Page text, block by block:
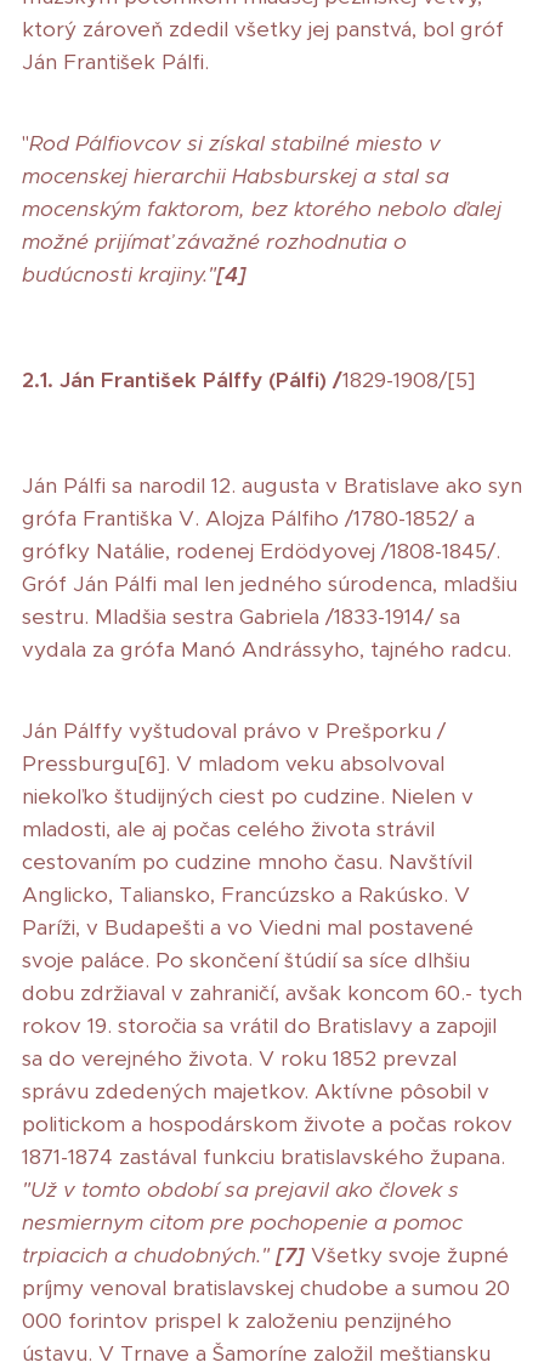
ktorý zároveň zdedil všetky jej panstvá, bol gróf
Ján František Pálfi.
"Rod Pálfiovcov si získal stabilné miesto v
mocenskej hierarchii Habsburskej a stal sa
mocenským faktorom, bez ktorého nebolo ďalej
možné prijímať závažné rozhodnutia o
budúcnosti krajiny."[4]
2.1. Ján František Pálffy (Pálfi) /1829-1908/[5]
Ján Pálfi sa narodil 12. augusta v Bratislave ako syn
grófa Františka V. Alojza Pálfiho /1780-1852/ a
grófky Natálie, rodenej Erdödyovej /1808-1845/.
Gróf Ján Pálfi mal len jedného súrodenca, mladšiu
sestru. Mladšia sestra Gabriela /1833-1914/ sa
vydala za grófa Manó Andrássyho, tajného radcu.
Ján Pálffy vyštudoval právo v Prešporku /
Pressburgu[6]. V mladom veku absolvoval
niekoľko študijných ciest po cudzine. Nielen v
mladosti, ale aj počas celého života strávil
cestovaním po cudzine mnoho času. Navštívil
Anglicko, Taliansko, Francúzsko a Rakúsko. V
Paríži, v Budapešti a vo Viedni mal postavené
svoje paláce. Po skončení štúdií sa síce dlhšiu
dobu zdržiaval v zahraničí, avšak koncom 60.- tych
rokov 19. storočia sa vrátil do Bratislavy a zapojil
sa do verejného života. V roku 1852 prevzal
správu zdedených majetkov. Aktívne pôsobil v
politickom a hospodárskom živote a počas rokov
1871-1874 zastával funkciu bratislavského župana.
"Už v tomto období sa prejavil ako človek s
nesmiernym citom pre pochopenie a pomoc
trpiacich a chudobných."[7] Všetky svoje župné
príjmy venoval bratislavskej chudobe a sumou 20
000 forintov prispel k založeniu penzijného
ústavu. V Trnave a Šamoríne založil meštiansku